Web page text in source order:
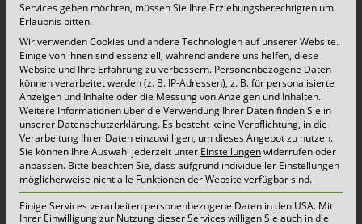
Neben den Initiatoren der Stadt Kempen, der
Rheinischen-Post und dem Entsorger
Schönmackers haben 59 Gruppen bestehend
aus Firmen, Schulen, Vereinen, Nachbarschaften
an der 24. Frühjahrsputzaktion teilgenommen.
Das Ergebnis spricht für sich! Die fleißigen
„Frühjahrsputzer“ haben ca. 2,3 t Abfälle
Services geben möchten, müssen Sie Ihre Erziehungsberechtigten um
Erlaubnis bitten.
Wir verwenden Cookies und andere Technologien auf unserer Website.
Einige von ihnen sind essenziell, während andere uns helfen, diese
Website und Ihre Erfahrung zu verbessern. Personenbezogene Daten
können verarbeitet werden (z. B. IP-Adressen), z. B. für personalisierte
Anzeigen und Inhalte oder die Messung von Anzeigen und Inhalten.
Weitere Informationen über die Verwendung Ihrer Daten finden Sie in
unserer Datenschutzerklärung. Es besteht keine Verpflichtung, in die
Verarbeitung Ihrer Daten einzuwilligen, um dieses Angebot zu nutzen.
Sie können Ihre Auswahl jederzeit unter Einstellungenwiderrufen oder
anpassen. Bitte beachten Sie, dass aufgrund individueller Einstellungen
möglicherweise nicht alle Funktionen der Website verfügbar sind.
Einige Services verarbeiten personenbezogene Daten in den USA. Mit
Ihrer Einwilligung zur Nutzung dieser Services willigen Sie auch in die